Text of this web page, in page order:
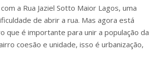
a Rua Jaziel Sotto Maior Lagos, uma
de abrir a rua. Mas agora está
que é importante para unir a população da
coesão e unidade, isso é urbanização,